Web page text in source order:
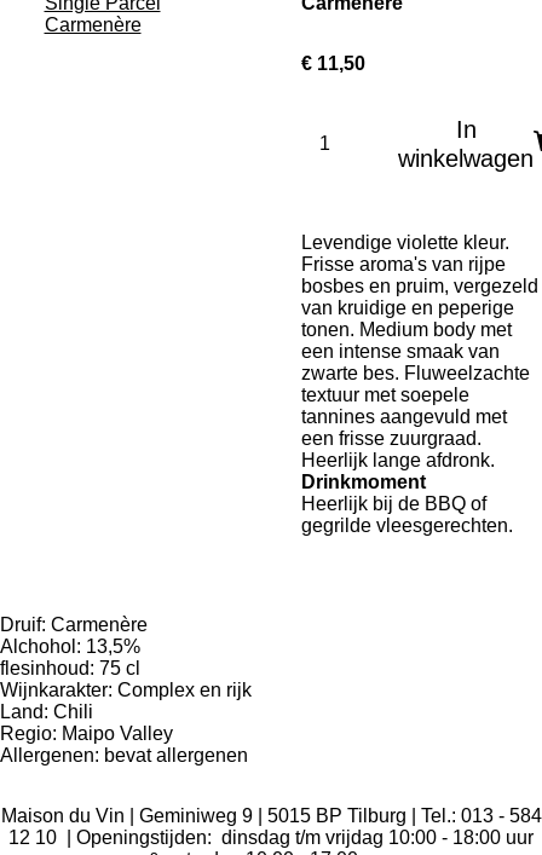
€ 11,50
In
winkelwagen
Levendige violette kleur.
Frisse aroma's van rijpe
bosbes en pruim, vergezeld
van kruidige en peperige
tonen. Medium body met
een intense smaak van
zwarte bes. Fluweelzachte
textuur met soepele
tannines aangevuld met
een frisse zuurgraad.
Heerlijk lange afdronk.
Drinkmoment
Heerlijk bij de BBQ of
gegrilde vleesgerechten.
Druif: Carmenère
Alchohol: 13,5%
flesinhoud: 75 cl
Wijnkarakter: Complex en rijk
Land: Chili
Regio: Maipo Valley
Allergenen: bevat allergenen
Maison du Vin | Geminiweg 9 | 5015 BP Tilburg | Tel.: 013 - 584
12 10 | Openingstijden: dinsdag t/m vrijdag 10:00 - 18:00 uur